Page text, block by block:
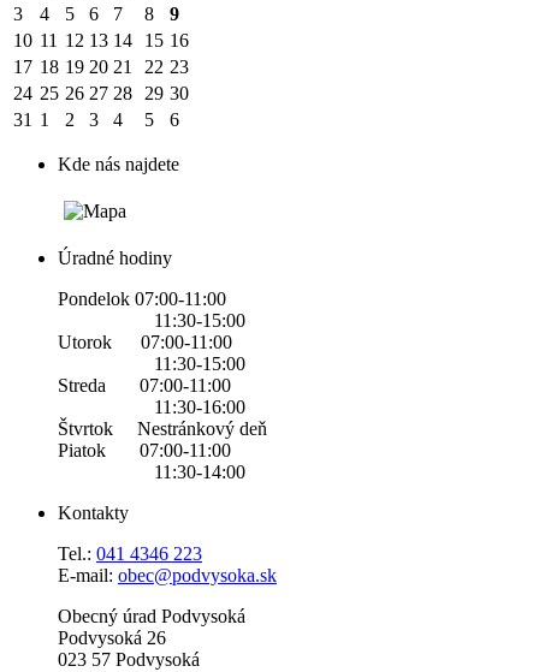
3
4 5 6 7 8
9
10 11 12 13 14 15 16
17 18 19 20 21 22 23
24 25 26 27 28 29 30
31 1 2 3 4 5 6
Kde nás najdete
Úradné hodiny
Pondelok 07:00-11:00
11:30-15:00
Utorok 07:00-11:00
11:30-15:00
Streda 07:00-11:00
11:30-16:00
Štvrtok Nestránkový deň
Piatok 07:00-11:00
11:30-14:00
Kontakty
Tel.: 041 4346 223
E-mail: obec@podvysoka.sk
Obecný úrad Podvysoká
Podvysoká 26
023 57 Podvysoká